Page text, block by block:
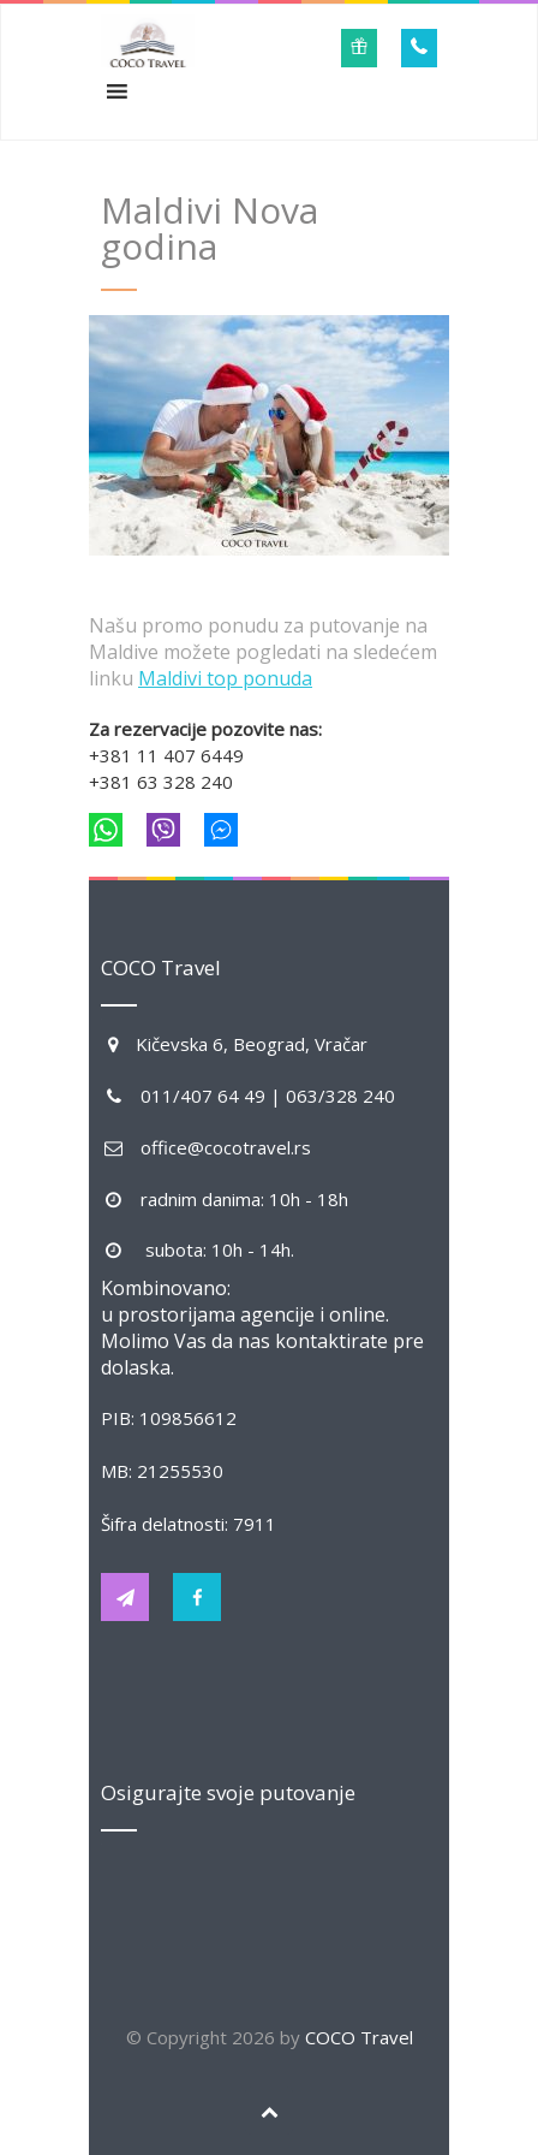
Maldivi Nova
godina
Našu promo ponudu za putovanje na
Maldive možete pogledati na sledećem
linku Maldivi top ponuda
Za rezervacije pozovite nas:
+381 11 407 6449
+381 63 328 240
COCO Travel
Kičevska 6, Beograd, Vračar
011/407 64 49 | 063/328 240
office@cocotravel.rs
radnim danima: 10h - 18h
subota: 10h - 14h.
Kombinovano:
u prostorijama agencije i online.
Molimo Vas da nas kontaktirate pre
dolaska.
PIB: 109856612
MB: 21255530
Šifra delatnosti: 7911
Osigurajte svoje putovanje
© Copyright 2026 by COCO Travel